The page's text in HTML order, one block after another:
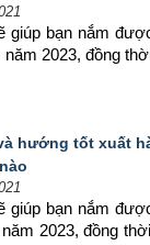
giúp bạn nắm
2023, đồng
hướng tốt xuất
giúp bạn nắm
2023, đồng